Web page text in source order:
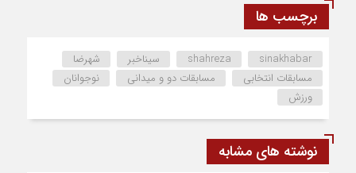
برچسب ها
shahreza sinakhabar سیناخبر
شهرضا
مسابقات انتخابی
مسابقات دو و میدانی
نوجوانان
ورزش
نوشته های مشابه